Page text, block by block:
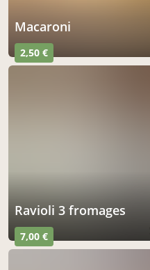
macaroni
2,50 €
ravioli 3 fromages
7,00 €